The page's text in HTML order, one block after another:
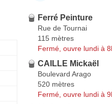
Ferré Peinture
Rue de Tournai
115 mètres
Fermé, ouvre lundi à
CAILLE Mickaël
Boulevard Arago
520 mètres
Fermé, ouvre lundi à